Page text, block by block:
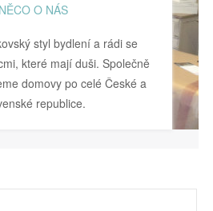
NĚCO O NÁS
styl bydlení a rádi se
které mají duši. Společně
domovy po celé České a
republice.